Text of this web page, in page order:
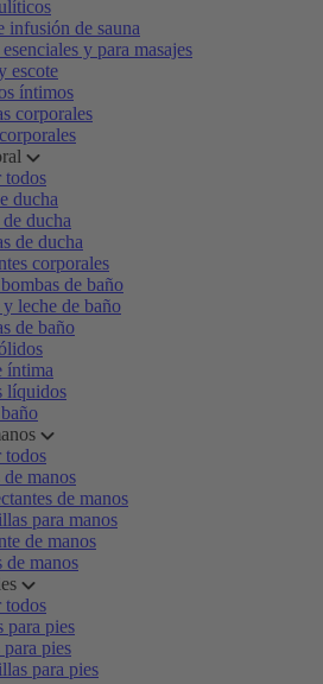
infusión de sauna
y para masajes
escote
íntimos
corporales
todos
ducha
ducha
de ducha
corporales
de baño
leche de baño
de baño
íntima
líquidos
todos
de manos
de manos
para manos
de manos
de manos
todos
para pies
para pies
para pies